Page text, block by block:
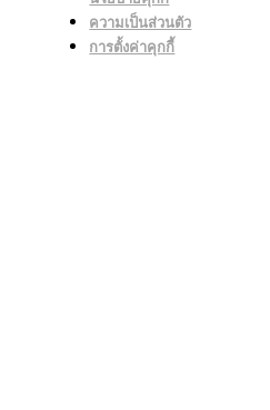
ความเป็นส่วนตัว
การตั้งค่าคุกกี้